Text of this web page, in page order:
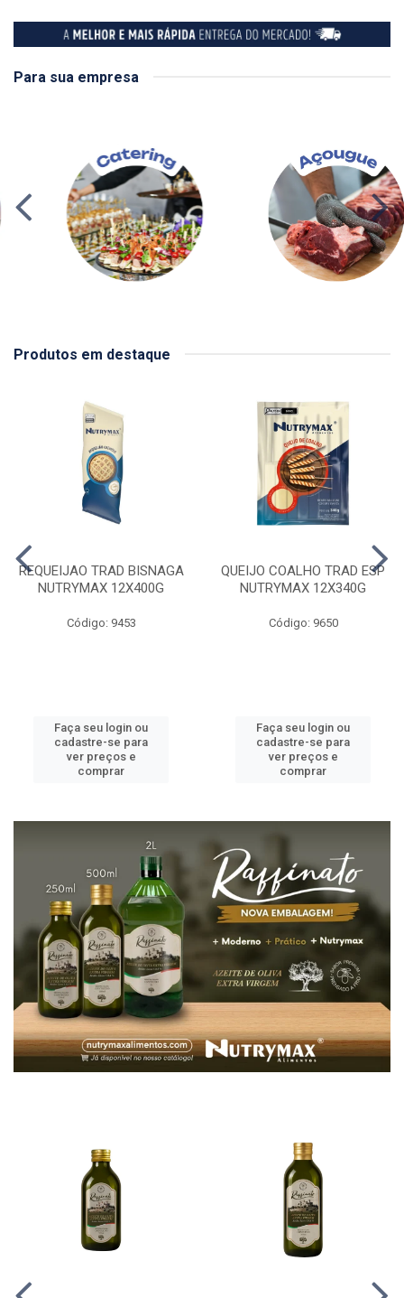
Para sua empresa
Produtos em destaque
REQUEIJAO TRAD BISNAGA
NUTRYMAX 12X400G
Código: 9453
Faça seu login ou
cadastre-se para
ver preços e
comprar
QUEIJO COALHO TRAD ESP
NUTRYMAX 12X340G
Código: 9650
Faça seu login ou
cadastre-se para
ver preços e
comprar